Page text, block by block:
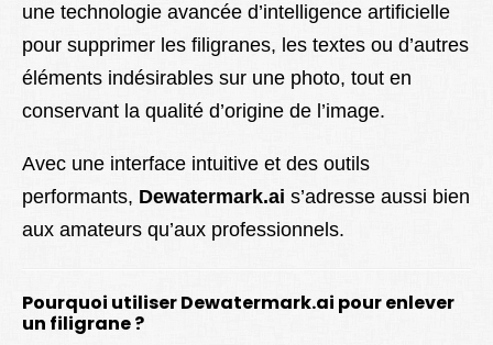
une technologie avancée d’intelligence artificielle
pour supprimer les filigranes, les textes ou d’autres
éléments indésirables sur une photo, tout en
conservant la qualité d’origine de l’image.
Avec une interface intuitive et des outils
performants, Dewatermark.ai s’adresse aussi bien
aux amateurs qu’aux professionnels.
Pourquoi utiliser Dewatermark.ai pour enlever
un filigrane ?